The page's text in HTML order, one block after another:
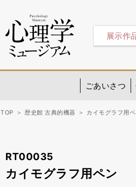
展示作
ごあいさつ
TOP 歴史館 古典的機器 カイモグラフ用
RT00035
カイモグラフ用ペン